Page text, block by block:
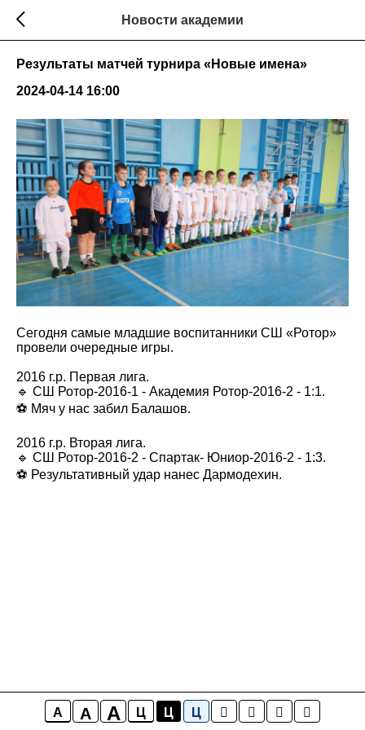
A A A Ц Ц Ц
Новости академии
Результаты матчей турнира «Новые имена»
2024-04-14 16:00
Сегодня самые младшие воспитанники СШ «Ротор»
провели очередные игры.
2016 г.р. Первая лига.
🔹 СШ Ротор-2016-1 - Академия Ротор-2016-2 - 1:1.
⚽️ Мяч у нас забил Балашов.
2016 г.р. Вторая лига.
🔹 СШ Ротор-2016-2 - Спартак- Юниор-2016-2 - 1:3.
⚽️ Результативный удар нанес Дармодехин.